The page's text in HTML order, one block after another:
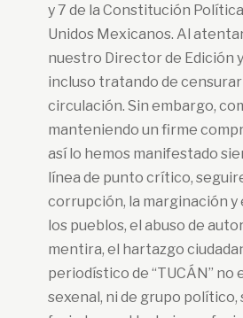
y 7 de la Constitución
Unidos Mexicanos. Al
nuestro Director de Edición
incluso tratando de
circulación. Sin embargo,
manteniendo un firme
así lo hemos manifestado
línea de punto crítico,
corrupción, la marginación
los pueblos, el abuso de
mentira, el hartazgo
periodístico de “TUCÁN” no
sexenal, ni de grupo político,